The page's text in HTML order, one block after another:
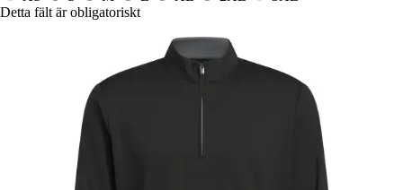
Detta fält är obligatoriskt